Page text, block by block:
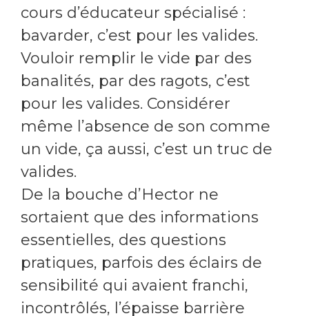
cours d’éducateur spécialisé :
bavarder, c’est pour les valides.
Vouloir remplir le vide par des
banalités, par des ragots, c’est
pour les valides. Considérer
même l’absence de son comme
un vide, ça aussi, c’est un truc de
valides.
De la bouche d’Hector ne
sortaient que des informations
essentielles, des questions
pratiques, parfois des éclairs de
sensibilité qui avaient franchi,
incontrôlés, l’épaisse barrière